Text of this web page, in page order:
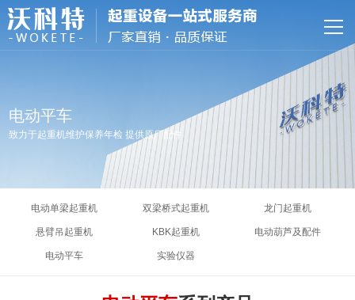
网站首页
特色服务
联系我们
电动平车
致力于起重机维护保养年检 提供原厂配件
电动单梁起重机 双梁桥式起重机 龙门起重机
悬臂吊起重机 KBK起重机 电动葫芦及配件
电动平车 实验仪器